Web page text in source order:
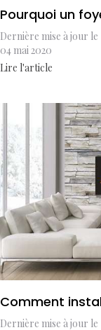
Pourquoi un
Dernière mise à jour le
04 mai 2020
Lire l'article
Comment
Dernière mise à jour le